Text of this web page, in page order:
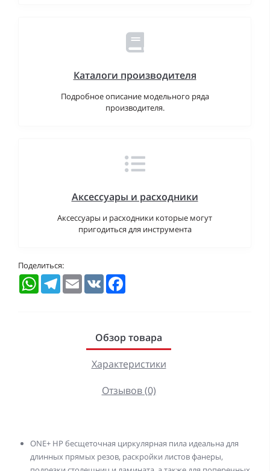
Каталоги производителя
Подробное описание модельного ряда
производителя.
Аксессуары и расходники
Аксессуары и расходники которые могут
пригодиться для инструмента
Поделиться:
WhatsAppTelegramEmail VK
Обзор товара
Характеристики
Отзывов (0)
ONE+ HP бесщеточная циркулярная пила идеальна для
длинных прямых резов, раскройки листов фанеры,